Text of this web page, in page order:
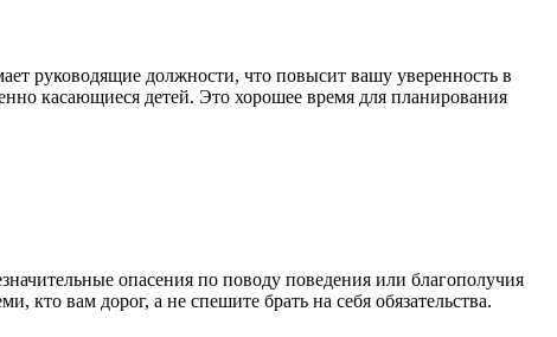
руководящие должности, что повысит вашу уверенность в
касающиеся детей. Это хорошее время для планирования
опасения по поводу поведения или благополучия
кто вам дорог, а не спешите брать на себя обязательства.